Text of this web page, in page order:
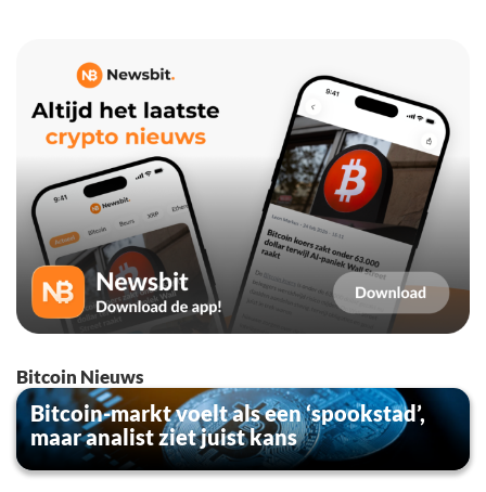
Bitcoin Nieuws
Bitcoin-markt voelt als een ‘spookstad’,
maar analist ziet juist kans